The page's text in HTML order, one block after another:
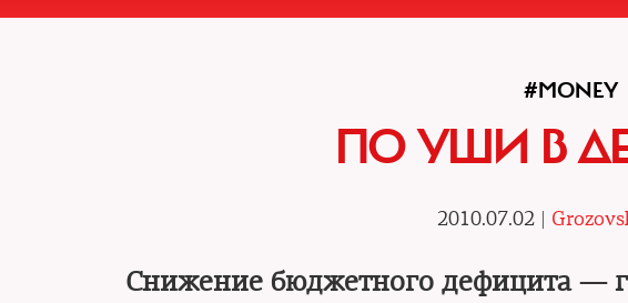
#MONEY
ПО УШИ В
2010.07.02 |
Снижение бюджетного дефицита —